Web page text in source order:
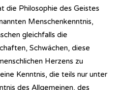
die Philosophie des Geistes
Menschenkenntnis,
gleichfalls die
Schwächen, diese
Herzens zu
Kenntnis, die teils nur unter
des Allgemeinen, des